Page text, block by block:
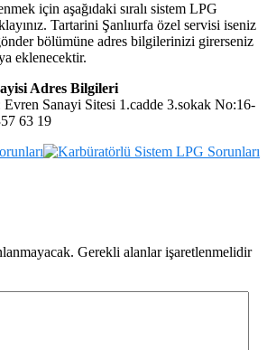
için aşağıdaki sıralı sistem LPG
Tartarini Şanlıurfa özel servisi iseniz
bölümüne adres bilgilerinizi girerseniz
eklenecektir.
Adres Bilgileri
Sanayi Sitesi 1.cadde 3.sokak No:16-
63 19
Gerekli alanlar işaretlenmelidir